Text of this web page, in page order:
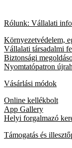
Rólunk: Vállalati
Környezetvédelem,
Vállalati társadalmi
Biztonsági
Nyomtatópatron
Vásárlási módok
Online kellékbolt
App Gallery
Helyi forgalmazó
Támogatás és